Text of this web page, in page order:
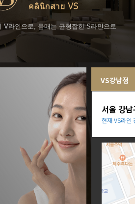
V라인으로, 몸매는 균형잡힌 S라인으로
VS강남점
서울 강
현재 VS라인